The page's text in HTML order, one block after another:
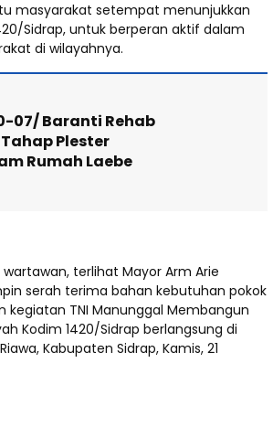
masyarakat setempat menunjukkan
Sidrap, untuk berperan aktif dalam
di wilayahnya.
07/ Baranti Rehab
Tahap Plester
Rumah Laebe
terlihat Mayor Arm Arie
serah terima bahan kebutuhan pokok
kegiatan TNI Manunggal Membangun
Kodim 1420/Sidrap berlangsung di
Kabupaten Sidrap, Kamis, 21